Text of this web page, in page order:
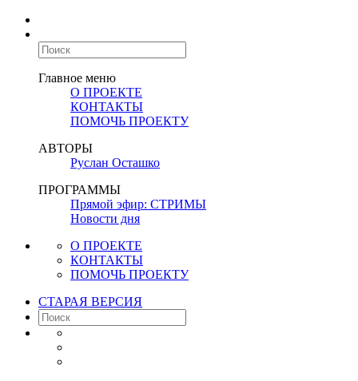
Главное меню
О ПРОЕКТЕ
КОНТАКТЫ
ПОМОЧЬ ПРОЕКТУ
АВТОРЫ
Руслан Осташко
ПРОГРАММЫ
Прямой эфир: СТРИМЫ
Новости дня
О ПРОЕКТЕ
КОНТАКТЫ
ПОМОЧЬ ПРОЕКТУ
СТАРАЯ ВЕРСИЯ